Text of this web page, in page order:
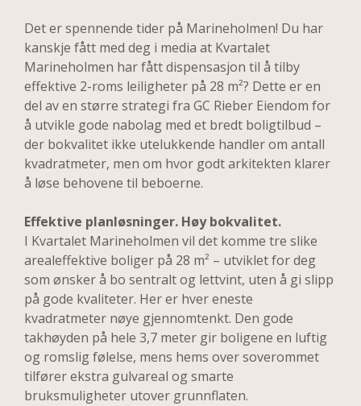
Det er spennende tider på Marineholmen! Du har
kanskje fått med deg i media at Kvartalet
Marineholmen har fått dispensasjon til å tilby
effektive 2-roms leiligheter på 28 m²? Dette er en
del av en større strategi fra GC Rieber Eiendom for
å utvikle gode nabolag med et bredt boligtilbud –
der bokvalitet ikke utelukkende handler om antall
kvadratmeter, men om hvor godt arkitekten klarer
å løse behovene til beboerne.
Effektive planløsninger. Høy bokvalitet.
I Kvartalet Marineholmen vil det komme tre slike
arealeffektive boliger på 28 m² – utviklet for deg
som ønsker å bo sentralt og lettvint, uten å gi slipp
på gode kvaliteter. Her er hver eneste
kvadratmeter nøye gjennomtenkt. Den gode
takhøyden på hele 3,7 meter gir boligene en luftig
og romslig følelse, mens hems over soverommet
tilfører ekstra gulvareal og smarte
bruksmuligheter utover grunnflaten.